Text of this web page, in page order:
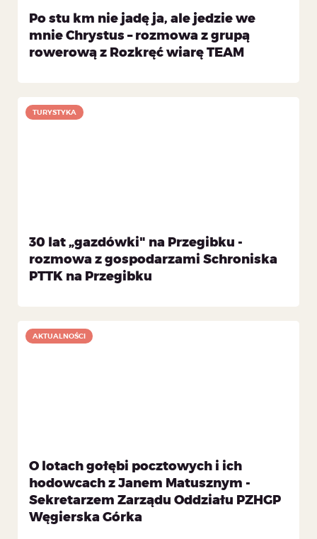
Po stu km nie jadę ja, ale jedzie we
mnie Chrystus – rozmowa z grupą
rowerową z Rozkręć wiarę TEAM
30 lat „gazdówki" na Przegibku -
rozmowa z gospodarzami Schroniska
PTTK na Przegibku
TURYSTYKA
O lotach gołębi pocztowych i ich
hodowcach z Janem Matusznym -
Sekretarzem Zarządu Oddziału PZHGP
Węgierska Górka
AKTUALNOŚCI